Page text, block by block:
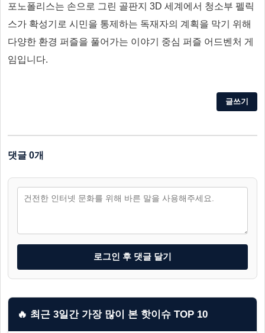
포노폴리스는 손으로 그린 골판지 3D 세계에서 청소부 펠릭
스가 확성기로 시민을 통제하는 독재자의 계획을 막기 위해
다양한 환경 퍼즐을 풀어가는 이야기 중심 퍼즐 어드벤처 게
임입니다.
글쓰기
댓글 0개
로그인 후 댓글 달기
🔥 최근 3일간 가장 많이 본 핫이슈 TOP 10